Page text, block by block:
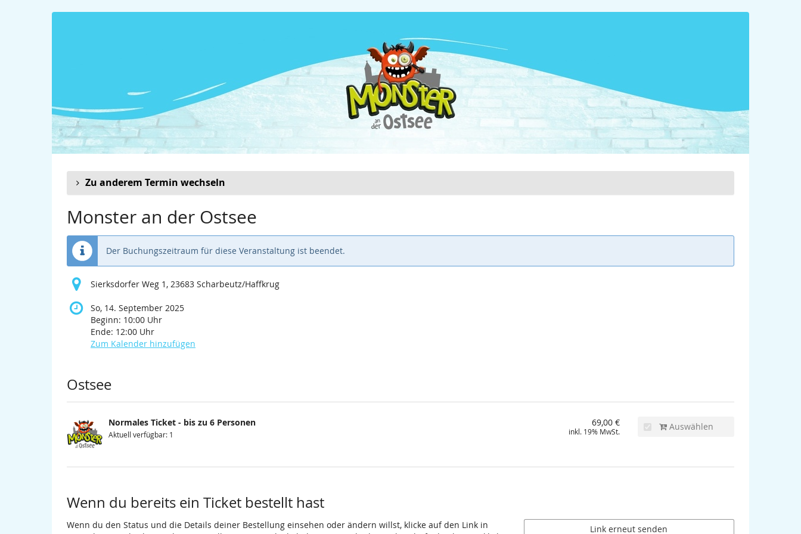
Zu anderem Termin wechseln
Monster an der Ostsee
Der Buchungszeitraum für diese Veranstaltung ist beendet.
Sierksdorfer Weg 1, 23683 Scharbeutz/Haffkrug
So, 14. September 2025
Beginn: 10:00 Uhr
Ende: 12:00 Uhr
Zum Kalender hinzufügen
Produkte
Ostsee
Normales Ticket - bis zu 6 Personen
Aktuell verfügbar: 1
69,00 €
inkl. 19% MwSt. Auswählen
Wenn du bereits ein Ticket bestellt hast
Wenn du den Status und die Details deiner Bestellung einsehen oder ändern willst, klicke auf den Link in
Link erneut senden